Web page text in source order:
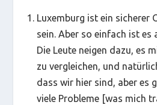
Luxemburg ist ein sicherer
sein. Aber so einfach ist es
Die Leute neigen dazu, es
zu vergleichen, und
dass wir hier sind, aber es
viele Probleme [was mich